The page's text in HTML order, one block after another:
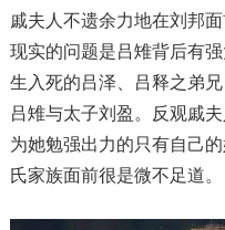
戚夫人不遗余力地在刘邦
现实的问题是吕雉背后有
生入死的吕泽、吕释之弟
吕雉与太子刘盈。反观戚
为她勉强出力的只有自己
氏家族面前很是微不足道。